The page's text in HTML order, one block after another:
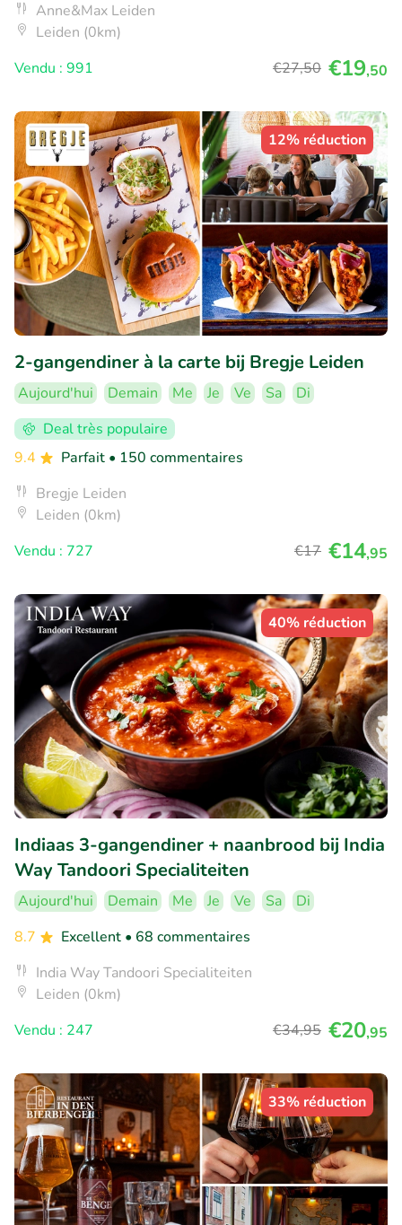
Anne&Max Leiden
Leiden (0km)
Vendu : 991
€27,50 €19,50
12% réduction
2-gangendiner à la carte bij Bregje Leiden
Aujourd'hui Demain Me Je Ve Sa
Di
Deal très populaire
9.4
Parfait • 150 commentaires
Bregje Leiden
Leiden (0km)
Vendu : 727
€17 €14,95
40% réduction
Indiaas 3-gangendiner + naanbrood bij India
Way Tandoori Specialiteiten
Aujourd'hui Demain Me Je Ve Sa
Di
8.7
Excellent • 68 commentaires
India Way Tandoori Specialiteiten
Leiden (0km)
Vendu : 247
€34,95 €20,95
33% réduction